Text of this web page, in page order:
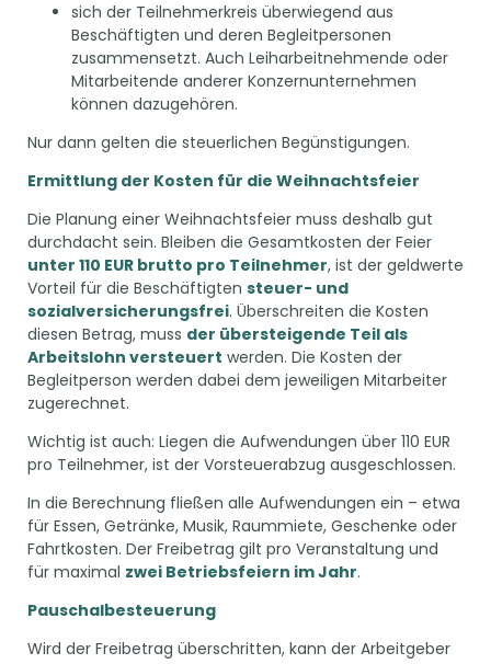
sich der Teilnehmerkreis überwiegend aus
Beschäftigten und deren Begleitpersonen
zusammensetzt. Auch Leiharbeitnehmende oder
Mitarbeitende anderer Konzernunternehmen
können dazugehören.
Nur dann gelten die steuerlichen Begünstigungen.
Ermittlung der Kosten für die Weihnachtsfeier
Die Planung einer Weihnachtsfeier muss deshalb gut
durchdacht sein. Bleiben die Gesamtkosten der Feier
unter 110 EUR brutto pro Teilnehmer, ist der geldwerte
Vorteil für die Beschäftigten steuer- und
sozialversicherungsfrei. Überschreiten die Kosten
diesen Betrag, muss der übersteigende Teil als
Arbeitslohn versteuert werden. Die Kosten der
Begleitperson werden dabei dem jeweiligen Mitarbeiter
zugerechnet.
Wichtig ist auch: Liegen die Aufwendungen über 110 EUR
pro Teilnehmer, ist der Vorsteuerabzug ausgeschlossen.
In die Berechnung fließen alle Aufwendungen ein – etwa
für Essen, Getränke, Musik, Raummiete, Geschenke oder
Fahrtkosten. Der Freibetrag gilt pro Veranstaltung und
für maximal zwei Betriebsfeiern im Jahr.
Pauschalbesteuerung
Wird der Freibetrag überschritten, kann der Arbeitgeber